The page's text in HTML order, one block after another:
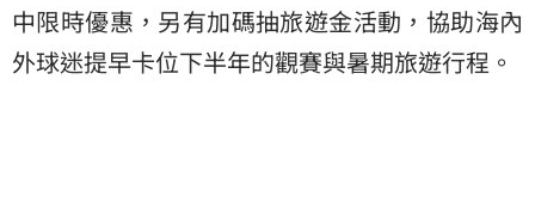
中限時優惠，另有加碼抽旅遊金活動，協助海內
外球迷提早卡位下半年的觀賽與暑期旅遊行程。